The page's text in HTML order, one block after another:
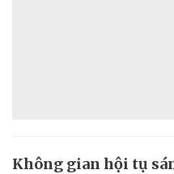
Không gian hội tụ